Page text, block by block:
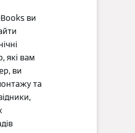
ви
які вам
ви
та